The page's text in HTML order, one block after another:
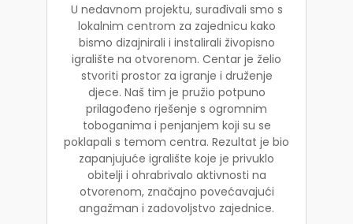
U nedavnom projektu, surađivali smo s
lokalnim centrom za zajednicu kako
bismo dizajnirali i instalirali živopisno
igralište na otvorenom. Centar je želio
stvoriti prostor za igranje i druženje
djece. Naš tim je pružio potpuno
prilagođeno rješenje s ogromnim
toboganima i penjanjem koji su se
poklapali s temom centra. Rezultat je bio
zapanjujuće igralište koje je privuklo
obitelji i ohrabrivalo aktivnosti na
otvorenom, značajno povećavajući
angažman i zadovoljstvo zajednice.